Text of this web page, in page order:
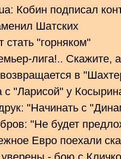
Кобин подписал
Шатских
стать "горняком"
лига!.. Скажите,
в
с "Ларисой" у
"Начинать с
"Не будет
Евро поехали